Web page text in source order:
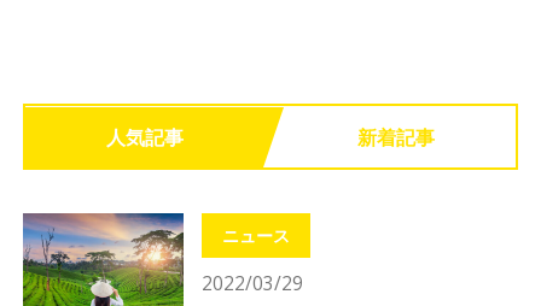
人気記事 新着記事
ニュース
2022/03/29